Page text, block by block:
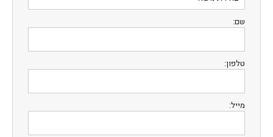
שם:
טלפון:
מייל: